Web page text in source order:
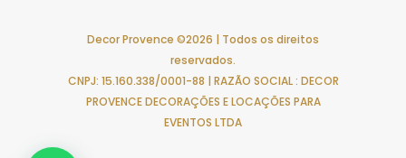
Decor Provence ©2026 | Todos os direitos
reservados.
CNPJ: 15.160.338/0001-88 | RAZÃO SOCIAL : DECOR
PROVENCE DECORAÇÕES E LOCAÇÕES PARA
EVENTOS LTDA